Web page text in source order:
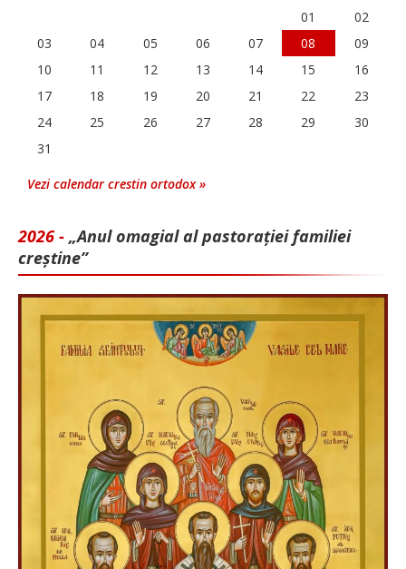
01
02
03
04 05 06 07 08
09
10
11 12 13 14 15
16
17
18 19 20 21 22
23
24
25 26 27 28 29
30
31
Vezi calendar crestin ortodox »
2026 - „Anul omagial al pastorației familiei
creștine”